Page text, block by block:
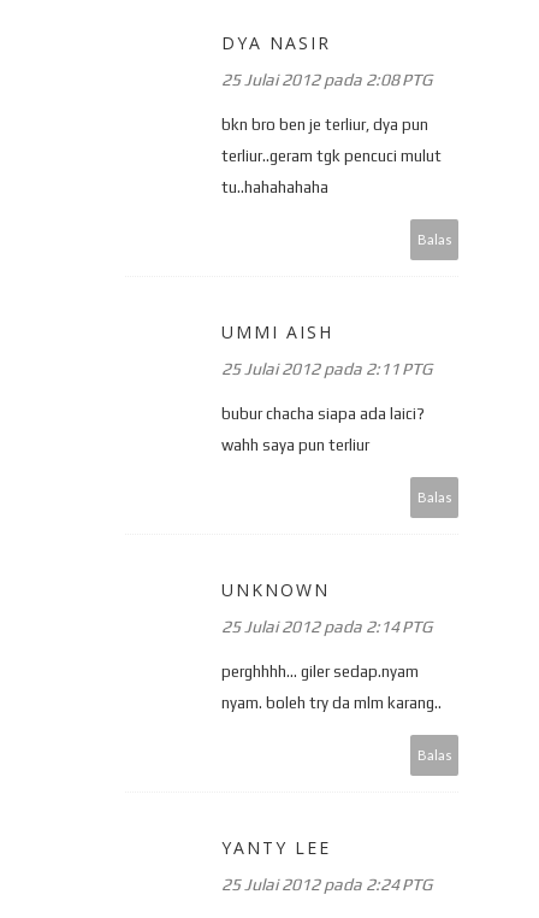
DYA NASIR
25 Julai 2012 pada 2:08 PTG
bkn bro ben je terliur, dya pun
terliur..geram tgk pencuci mulut
tu..hahahahaha
Balas
UMMI AISH
25 Julai 2012 pada 2:11 PTG
bubur chacha siapa ada laici?
wahh saya pun terliur
Balas
UNKNOWN
25 Julai 2012 pada 2:14 PTG
perghhhh... giler sedap.nyam
nyam. boleh try da mlm karang..
Balas
YANTY LEE
25 Julai 2012 pada 2:24 PTG